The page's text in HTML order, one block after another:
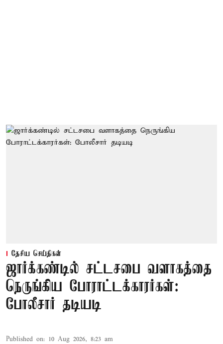
தேசிய செய்திகள்
ஜார்க்கண்டில் சட்டசபை வளாகத்தை
நெருங்கிய போராட்டக்காரர்கள்:
போலீசார் தடியடி
Published on: 10 Aug 2026, 8:23 am